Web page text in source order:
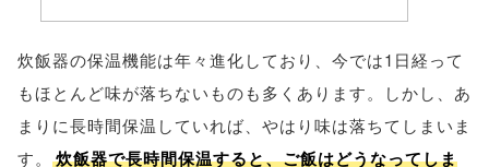
炊飯器の保温機能は年々進化しており、今では1日経って
もほとんど味が落ちないものも多くあります。しかし、あ
まりに長時間保温していれば、やはり味は落ちてしまいま
す。
炊飯器で長時間保温すると、ご飯はどうなってしま